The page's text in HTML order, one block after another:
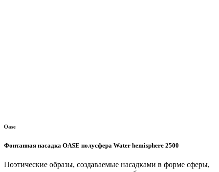
Oase
Фонтанная насадка OASE полусфера Water hemisphere 2500
Поэтические образы, создаваемые насадками в форме сферы,